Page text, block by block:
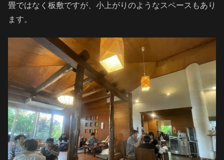
畳ではなく板敷ですが、小上がりのようなスペースもあり
ます。